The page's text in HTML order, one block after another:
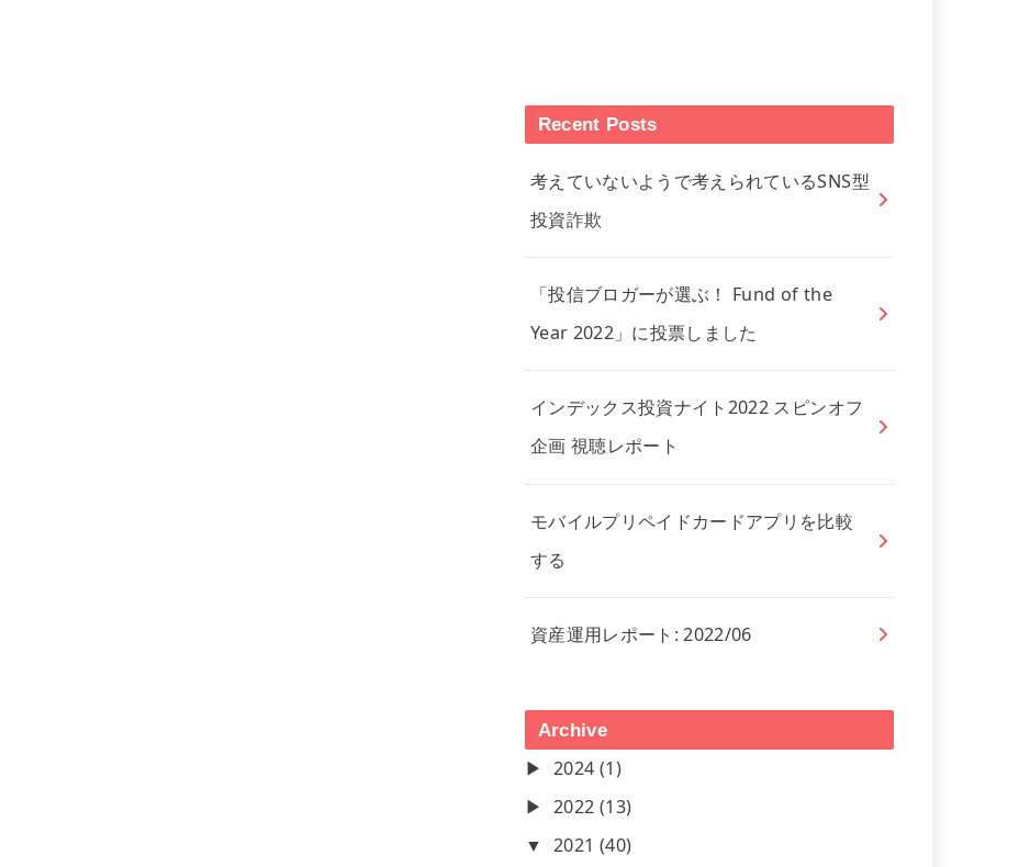
Recent Posts
考えていないようで考えられているSNS型
投資詐欺
「投信ブロガーが選ぶ！ Fund of the
Year 2022」に投票しました
インデックス投資ナイト2022 スピンオフ
企画 視聴レポート
モバイルプリペイドカードアプリを比較
する
資産運用レポート: 2022/06
Archive
2024 (1)
2022 (13)
2021 (40)